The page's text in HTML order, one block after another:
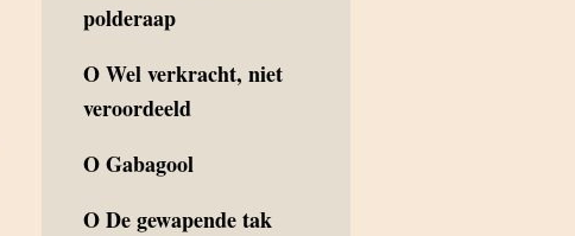
polderaap
OWel verkracht, niet
veroordeeld
OGabagool
ODe gewapende tak